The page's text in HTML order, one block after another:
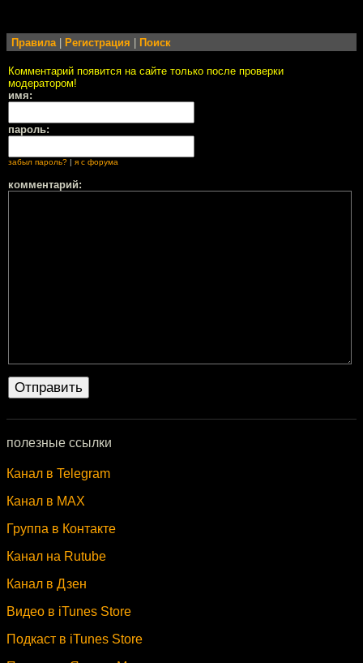
Правила| Регистрация Поиск
Комментарий появится на сайте только после проверки
модератором!
имя:
пароль:
забыл пароль? я с форума
комментарий:
полезные ссылки
Канал в Telegram
Канал в MAX
Группа в Контакте
Канал на Rutube
Канал в Дзен
Видео в iTunes Store
Подкаст в iTunes Store